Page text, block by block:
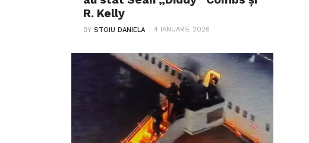
R. Kelly
BYSTOIU DANIELA 4 IANUARIE 2026